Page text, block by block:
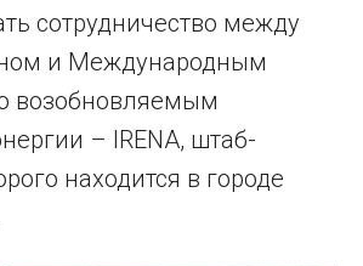
сотрудничество между
и Международным
возобновляемым
– IRENA, штаб-
находится в городе